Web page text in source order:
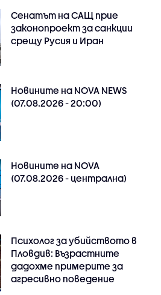
Сенатът на САЩ прие
законопроект за санкции
срещу Русия и Иран
Новините на NOVA NEWS
(07.08.2026 - 20:00)
Новините на NOVA
(07.08.2026 - централна)
Психолог за убийството в
Пловдив: Възрастните
дадохме примерите за
агресивно поведение